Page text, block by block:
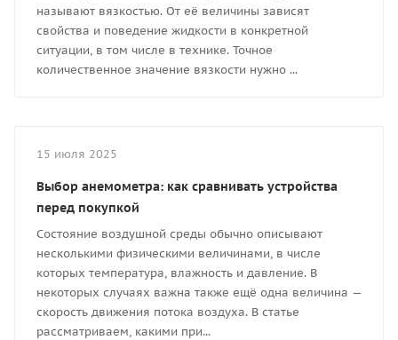
называют вязкостью. От её величины зависят
свойства и поведение жидкости в конкретной
ситуации, в том числе в технике. Точное
количественное значение вязкости нужно ...
15 июля 2025
Выбор анемометра: как сравнивать устройства
перед покупкой
Состояние воздушной среды обычно описывают
несколькими физическими величинами, в числе
которых температура, влажность и давление. В
некоторых случаях важна также ещё одна величина —
скорость движения потока воздуха. В статье
рассматриваем, какими при...